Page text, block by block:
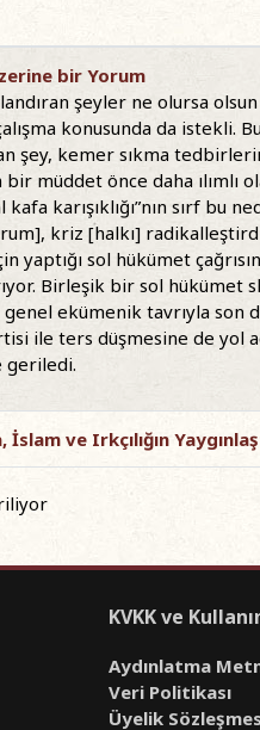
bir Yorum
şeyler ne olursa
konusunda da istekli. Bu
şey, kemer sıkma
bir müddet önce daha
kafa karışıklığı”nın sırf
kriz [halkı]
sol hükümet
Birleşik bir sol hükümet
ekümenik tavrıyla son
ile ters düşmesine de yol
geriledi.
ve Irkçılığın
KVKK ve
Aydınlatma
Veri Politikası
Üyelik